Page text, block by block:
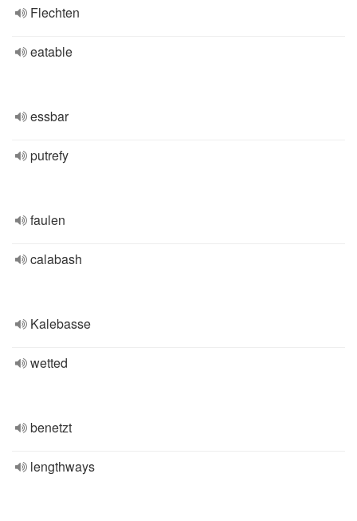
Flechten
eatable
essbar
putrefy
faulen
calabash
Kalebasse
wetted
benetzt
lengthways